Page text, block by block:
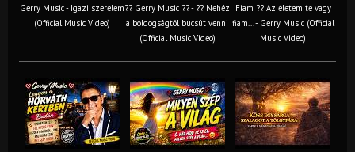
Gerry Music - Igazi szerelem
(Official Music Video)
?? Gerry Music ?? - ?? Nehéz
a boldogságtól búcsút venni
(Official Music Video)
Fiam ?‍? Az életem te vagy
fiam... - Gerry Music (Official
Music Video)